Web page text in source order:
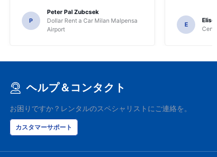
P
Peter Pal Zubcsek
Dollar Rent a Car Milan Malpensa
Airport
E
ヘルプ＆コンタクト
お困りですか？レンタルのスペシャリストにご連絡を。
カスタマーサポート